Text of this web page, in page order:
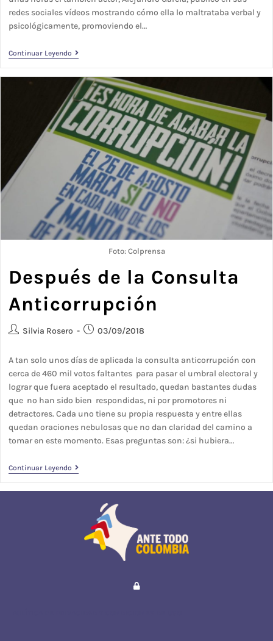
redes sociales vídeos mostrando cómo ella lo maltrataba verbal y
psicológicamente, promoviendo el…
Continuar Leyendo
Foto: Colprensa
Después de la Consulta
Anticorrupción
Silvia Rosero 03/09/2018
A tan solo unos días de aplicada la consulta anticorrupción con
cerca de 460 mil votos faltantes para pasar el umbral electoral y
lograr que fuera aceptado el resultado, quedan bastantes dudas
que no han sido bien respondidas, ni por promotores ni
detractores. Cada uno tiene su propia respuesta y entre ellas
quedan oraciones nebulosas que no dan claridad del camino a
tomar en este momento. Esas preguntas son: ¿si hubiera…
Continuar Leyendo